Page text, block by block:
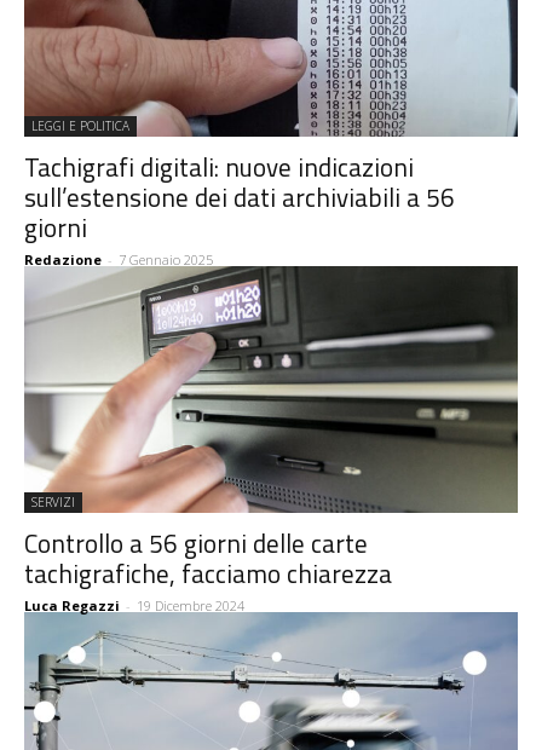
LEGGI E POLITICA
Tachigrafi digitali: nuove indicazioni
sull’estensione dei dati archiviabili a 56
giorni
Redazione - 7 Gennaio 2025
SERVIZI
Controllo a 56 giorni delle carte
tachigrafiche, facciamo chiarezza
Luca Regazzi - 19 Dicembre 2024